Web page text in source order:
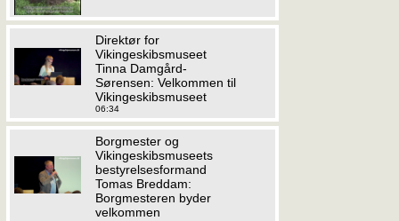
Direktør for
Vikingeskibsmuseet
Tinna Damgård-
Sørensen: Velkommen til
Vikingeskibsmuseet
06:34
Borgmester og
Vikingeskibsmuseets
bestyrelsesformand
Tomas Breddam:
Borgmesteren byder
velkommen